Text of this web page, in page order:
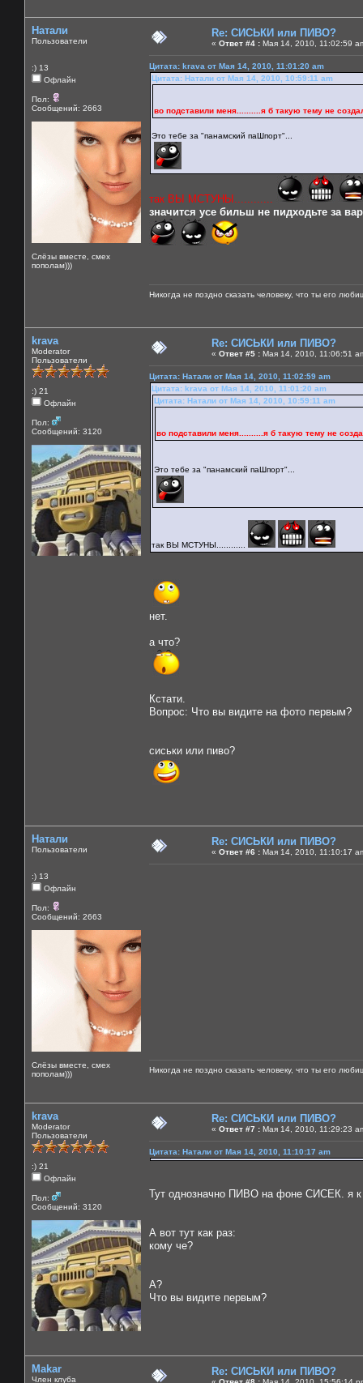
Натали
Пользователи
:) 13
Офлайн
Пол:
Сообщений: 2663
Слёзы вместе, смех
пополам)))
Re: СИСЬКИ или ПИВО?
« Ответ #4 : Мая 14, 2010, 11:02:59
Цитата: krava от Мая 14, 2010, 11:01:20 am
Цитата: Натали от Мая 14, 2010, 10:59:11 am
во подставили меня..........я б такую тему не
Это тебе за "панамский паШпорт"...
так ВЫ МСТУНЫ............
значится усе бильш не пидходьте за
Никогда не поздно сказать человеку, что ты его
krava
Moderator
Пользователи
:) 21
Офлайн
Пол:
Сообщений: 3120
Re: СИСЬКИ или ПИВО?
« Ответ #5 : Мая 14, 2010, 11:06:51
Цитата: Натали от Мая 14, 2010, 11:02:59 am
Цитата: krava от Мая 14, 2010, 11:01:20 am
Цитата: Натали от Мая 14, 2010, 10:59:11 am
во подставили меня..........я б такую тему не
Это тебе за "панамский паШпорт"...
так ВЫ МСТУНЫ............
нет.
а что?
Кстати.
Вопрос: Что вы видите на фото первым?
сиськи или пиво?
Натали
Пользователи
:) 13
Офлайн
Пол:
Сообщений: 2663
Слёзы вместе, смех
пополам)))
Re: СИСЬКИ или ПИВО?
« Ответ #6 : Мая 14, 2010, 11:10:17
Никогда не поздно сказать человеку, что ты его
krava
Moderator
Пользователи
:) 21
Офлайн
Пол:
Сообщений: 3120
Re: СИСЬКИ или ПИВО?
« Ответ #7 : Мая 14, 2010, 11:29:23
Цитата: Натали от Мая 14, 2010, 11:10:17 am
Тут однозначно ПИВО на фоне СИСЕК. я к
А вот тут как раз:
кому че?
А?
Что вы видите первым?
Makar
Член клуба
Re: СИСЬКИ или ПИВО?